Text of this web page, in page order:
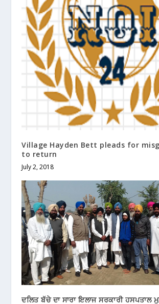
Village Hayden Bett pleads for
to return
July 2, 2018
ਦਲਿਤ ਬੱਚੇ ਦਾ ਸਾਰਾ ਇਲਾਜ ਸਰਕਾਰੀ ਹਸਪਤਾਲ